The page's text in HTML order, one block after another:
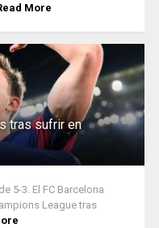
More
tras sufrir en
5-3. El FC Barcelona
League tras